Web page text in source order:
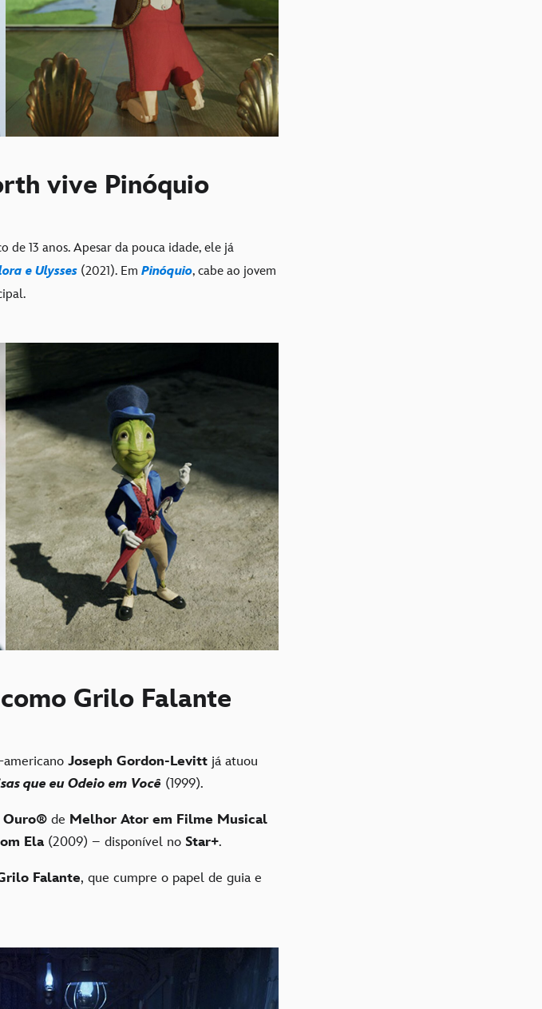
vive Pinóquio
de 13 anos. Apesar da pouca idade, ele já
e Ulysses (2021). Em Pinóquio, cabe ao jovem
Grilo Falante
Joseph Gordon-Levitt já atuou
que eu Odeio em Você (1999).
Ouro® de Melhor Ator em Filme Musical
Ela(2009) – disponível no Star+.
Falante, que cumpre o papel de guia e